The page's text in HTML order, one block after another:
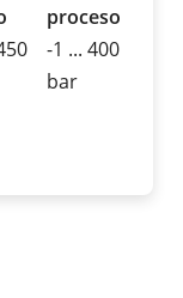
proceso
-1 ... 400
bar